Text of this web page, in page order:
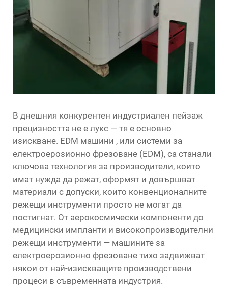
В днешния конкурентен индустриален пейзаж
прецизността не е лукс — тя е основно
изискване. EDM машини , или системи за
електроерозионно фрезоване (EDM), са станали
ключова технология за производители, които
имат нужда да режат, оформят и довършват
материали с допуски, които конвенционалните
режещи инструменти просто не могат да
постигнат. От аерокосмически компоненти до
медицински импланти и високопроизводителни
режещи инструменти — машините за
електроерозионно фрезоване тихо задвижват
някои от най-изискващите производствени
процеси в съвременната индустрия.